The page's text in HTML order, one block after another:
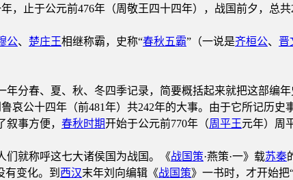
，止于公元前476年（周敬王四十四年），战国前夕，总
公、 楚庄王相继称霸，史称“春秋五霸”（一说是齐桓公、 晋
分春、夏、秋、冬四季记录，简要概括起来就把这部编年
公十四年（前481年）共242年的大事。由于它所记历史
事方便， 春秋时期开始于公元前770年（周平王元年）周
们就称呼这七大诸侯国为战国。《战国策·燕策·一》载苏秦
有变化。到 西汉末年刘向编辑《战国策》一书时，才开始把